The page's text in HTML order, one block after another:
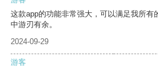
这款app的功能非常强大，可以满足我所有
中游刃有余。
2024-09-29
游客